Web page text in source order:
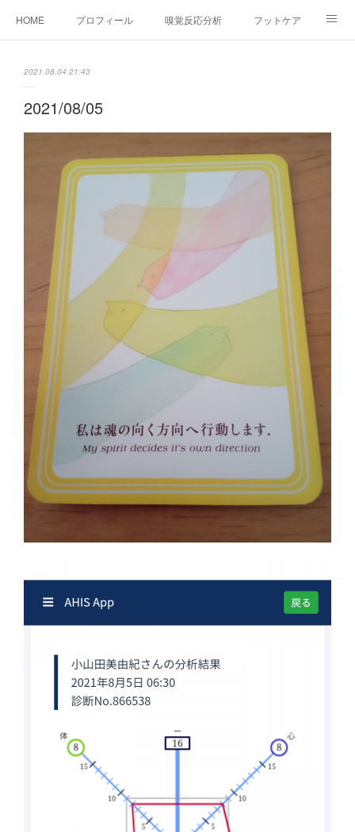
HOME プロフィール 嗅覚反応分析 フットケア
2021.08.04 21:43
2021/08/05